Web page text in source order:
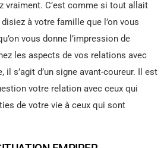
vraiment. C’est comme si tout allait
à votre famille que l’on vous
vous donne l’impression de
les aspects de vos relations avec
s’agit d’un signe avant-coureur. Il est
votre relation avec ceux qui
de votre vie à ceux qui sont